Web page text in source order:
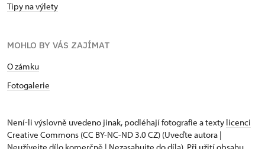
Tipy na výlety
MOHLO BY VÁS ZAJÍMAT
O zámku
Fotogalerie
Není-li výslovně uvedeno jinak, podléhají fotografie a texty licenci
Creative Commons (CC BY-NC-ND 3.0 CZ) (Uveďte autora |